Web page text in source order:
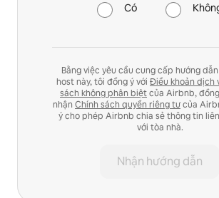
Có
Bằng việc yêu cầu cung cấp hướng
host này, tôi đồng ý với Điều khoản dịch
sách không phân biệtcủa Airbnb,
nhận Chính sách quyền riêng tưcủa
ý cho phép Airbnb chia sẻ thông tin
với tòa nhà.
Nhận hướng dẫn